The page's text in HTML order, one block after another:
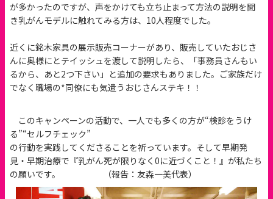
が多かったのですが、声をかけても立ち止まって方法の説明を聞
き乳がんモデルに触れてみる方は、10人程度でした。
近くに銘木家具の展示販売コーナーがあり、販売していたおじさ
んに奥様にとテイッシュを渡して説明したら、「事務員さんもい
るから、あと2つ下さい」と追加の要求もありました。ご家族だけ
でなく職場の*同僚にも気遣うおじさんステキ！！
このキャンペーンの活動で、一人でも多くの方が“検診をうけ
る”“セルフチェック”
の行動を実践してくださることを祈っています。そして早期発
見・早期治療で『乳がん死が限りなく0に近づくこと！』が私たち
の願いです。 （報告：友森一美代表）